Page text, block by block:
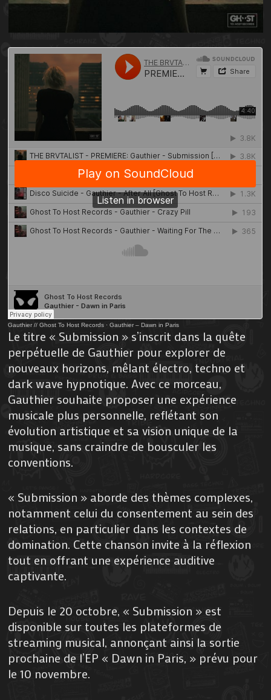
Gauthier // Ghost To Host Records ·Gauthier – Dawn in Paris
Le titre « Submission » s’inscrit dans la quête
perpétuelle de Gauthier pour explorer de
nouveaux horizons, mêlant électro, techno et
dark wave hypnotique. Avec ce morceau,
Gauthier souhaite proposer une expérience
musicale plus personnelle, reflétant son
évolution artistique et sa vision unique de la
musique, sans craindre de bousculer les
conventions.
« Submission » aborde des thèmes complexes,
notamment celui du consentement au sein des
relations, en particulier dans les contextes de
domination. Cette chanson invite à la réflexion
tout en offrant une expérience auditive
captivante.
Depuis le 20 octobre, « Submission » est
disponible sur toutes les plateformes de
streaming musical, annonçant ainsi la sortie
prochaine de l’EP « Dawn in Paris, » prévu pour
le 10 novembre.